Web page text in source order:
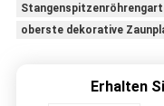
oberste dekorative
Erhalten